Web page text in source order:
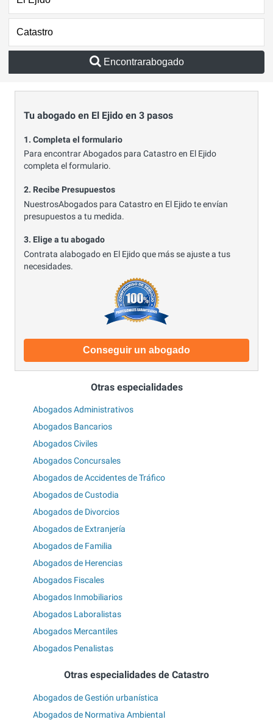
Encontrarabogado
Tu abogado en El Ejido en 3 pasos
1. Completa el formulario
Para encontrar Abogados para Catastro en El Ejido
completa el formulario.
2. Recibe Presupuestos
NuestrosAbogados para Catastro en El Ejido te envían
presupuestos a tu medida.
3. Elige a tu abogado
Contrata alabogado en El Ejido que más se ajuste a tus
necesidades.
Conseguir un abogado
Otras especialidades
Abogados Administrativos
Abogados Bancarios
Abogados Civiles
Abogados Concursales
Abogados de Accidentes de Tráfico
Abogados de Custodia
Abogados de Divorcios
Abogados de Extranjería
Abogados de Familia
Abogados de Herencias
Abogados Fiscales
Abogados Inmobiliarios
Abogados Laboralistas
Abogados Mercantiles
Abogados Penalistas
Otras especialidades de Catastro
Abogados de Gestión urbanística
Abogados de Normativa Ambiental